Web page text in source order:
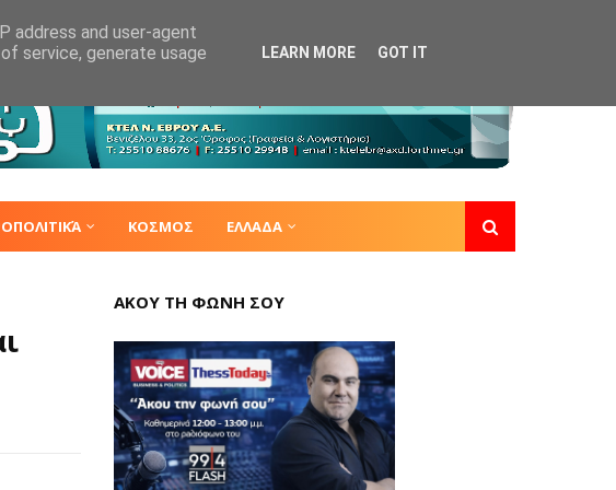
ΚΟΣΜΟΣ ΕΛΛΑΔΑ
ΑΚΟΥ ΤΗ ΦΩΝΗ ΣΟΥ
address and user-agent
service, generate usage
LEARN MORE GOT IT